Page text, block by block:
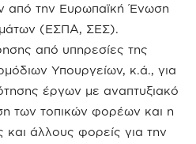
από την Ευρωπαϊκή Ένωση
(ΕΣΠΑ, ΣΕΣ).
από υπηρεσίες της
Υπουργείων, κ.ά., για
έργων με αναπτυξιακό
των τοπικών φορέων και η
και άλλους φορείς για την